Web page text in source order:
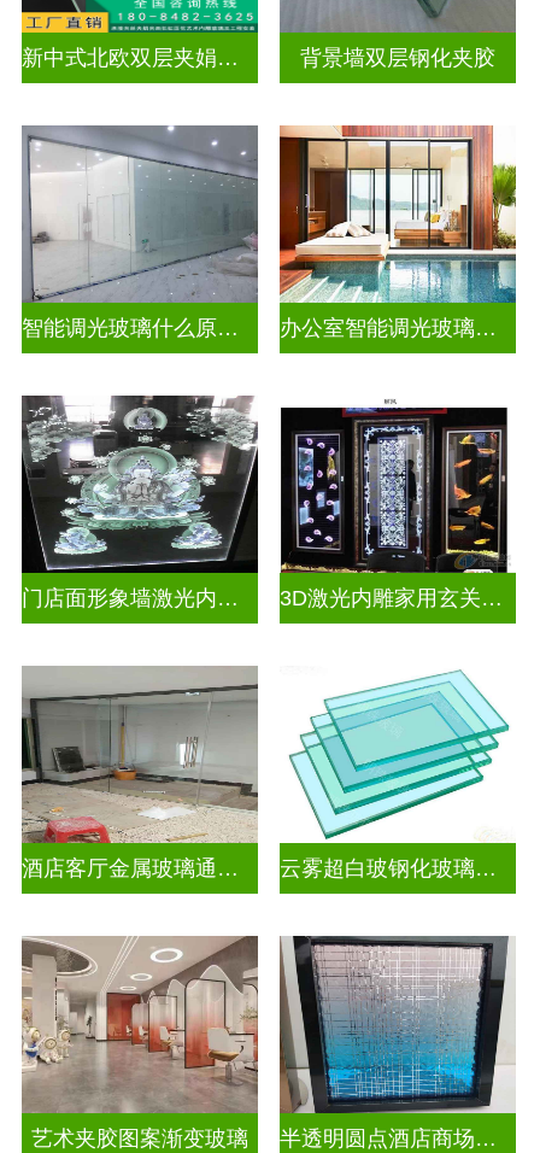
新中式北欧双层夹娟玻璃 背景墙双层钢化夹胶
智能调光玻璃什么原理好一点 办公室智能调光玻璃门图片
门店面形象墙激光内雕发光艺术玻璃 3D激光内雕家用玄关隔断
酒店客厅金属玻璃通花格栅入户玄关隔断 云雾超白玻钢化玻璃隔断
艺术夹胶图案渐变玻璃 半透明圆点酒店商场图案渐变玻璃